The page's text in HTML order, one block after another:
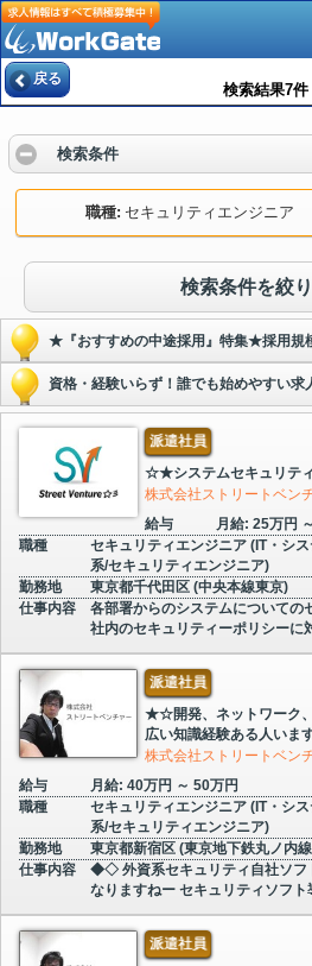
戻る
検索結果7件
検索条件
職種 セキュリティエンジニア
検索条件を絞
★『おすすめの中途採用』特集★採用規
資格・経験いらず！誰でも始めやすい
派遣社員
☆★システムセキュリテ
株式会社ストリートベン
給与
月給: 25万円
職種
セキュリティエンジニア (IT・シ
系/セキュリティエンジニア)
勤務地
東京都千代田区 (中央本線東京)
仕事内容
各部署からのシステムについての
社内のセキュリティーポリシーに
派遣社員
★☆開発、ネットワーク
広い知識経験ある人い
株式会社ストリートベン
給与
月給: 40万円 ～ 50万円
職種
セキュリティエンジニア (IT・シ
系/セキュリティエンジニア)
勤務地
東京都新宿区 (東京地下鉄丸ノ内
仕事内容
◆◇ 外資系セキュリティ自社ソフ
なりますねー セキュリティソフト
派遣社員